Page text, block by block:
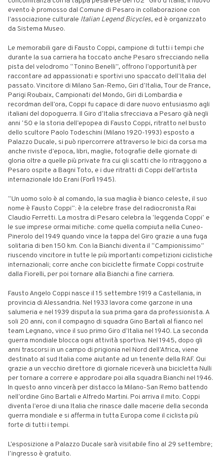
evento è promosso dal Comune di Pesaro in collaborazione con
l’associazione culturale Italian Legend Bicycles, ed è organizzato
da Sistema Museo.
Le memorabili gare di Fausto Coppi, campione di tutti i tempi che
durante la sua carriera ha toccato anche Pesaro sfrecciando nella
pista del velodromo “Tonino Benelli”, offrono l’opportunità per
raccontare ad appassionati e sportivi uno spaccato dell’Italia del
passato. Vincitore di Milano San-Remo, Giri d’Italia, Tour de France,
Parigi Roubaix, Campionati del Mondo, Giri di Lombardia e
recordman dell’ora, Coppi fu capace di dare nuovo entusiasmo agli
italiani del dopoguerra. Il Giro d’Italia sfrecciava a Pesaro già negli
anni ‘50 e la storia dell’epopea di Fausto Coppi, ritratto nel busto
dello scultore Paolo Todeschini (Milano 1920-1993) esposto a
Palazzo Ducale, si può ripercorrere attraverso le bici da corsa ma
anche riviste d’epoca, libri, maglie, fotografie delle giornate di
gloria oltre a quelle più private fra cui gli scatti che lo ritraggono a
Pesaro ospite a Bagni Toto, e i due ritratti di Coppi dell’artista
internazionale Ido Erani (Forlì 1945).
“Un uomo solo è al comando, la sua maglia è bianco celeste, il suo
nome è Fausto Coppi”: è la celebre frase del radiocronista Rai
Claudio Ferretti. La mostra di Pesaro celebra la ‘leggenda Coppi’ e
le sue imprese ormai mitiche: come quella compiuta nella Cuneo-
Pinerolo del 1949 quando vince la tappa del Giro grazie a una fuga
solitaria di ben 150 km. Con la Bianchi diventa il “Campionissimo”
riuscendo vincitore in tutte le più importanti competizioni ciclistiche
internazionali; corre anche con biciclette firmate Coppi costruite
dalla Fiorelli, per poi tornare alla Bianchi a fine carriera.
Fausto Angelo Coppi nasce il 15 settembre 1919 a Castellania, in
provincia di Alessandria. Nel 1933 lavora come garzone in una
salumeria e nel 1939 disputa la sua prima gara da professionista. A
soli 20 anni, con il compagno di squadra Gino Bartali al fianco nel
team Legnano, vince il suo primo Giro d’Italia nel 1940. La seconda
guerra mondiale blocca ogni attività sportiva. Nel 1945, dopo gli
anni trascorsi in un campo di prigionia nel Nord dell’Africa, viene
destinato al sud Italia come aiutante ad un tenente della RAF. Qui
grazie a un vecchio direttore di giornale riceverà una bicicletta Nulli
per tornare a correre e approdare poi alla squadra Bianchi nel 1946.
In questo anno vincerà per distacco la Milano-San Remo battendo
nell’ordine Gino Bartali e Alfredo Martini. Poi arriva il mito: Coppi
diventa l’eroe di una Italia che rinasce dalle macerie della seconda
guerra mondiale e si afferma in tutta Europa come il ciclista più
forte di tutti i tempi.
L’esposizione a Palazzo Ducale sarà visitabile fino al 29 settembre;
l’ingresso è gratuito.